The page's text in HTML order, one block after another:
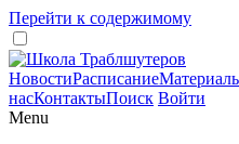
Перейти к содержимому
НовостиРасписание
насКонтактыПоиск Войти
Menu